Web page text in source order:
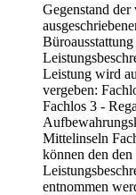
Gegenstand
Leistung wird
vergeben:
Fachlos 3 -
Mittelinseln
können den
entnommen